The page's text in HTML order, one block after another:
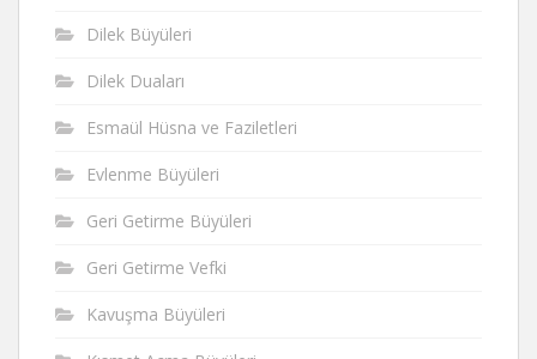
Dilek Büyüleri
Dilek Duaları
Esmaül Hüsna ve Faziletleri
Evlenme Büyüleri
Geri Getirme Büyüleri
Geri Getirme Vefki
Kavuşma Büyüleri